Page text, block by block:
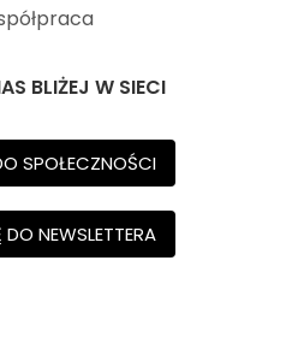
BLIŻEJ W SIECI
SPOŁECZNOŚCI
DO NEWSLETTERA